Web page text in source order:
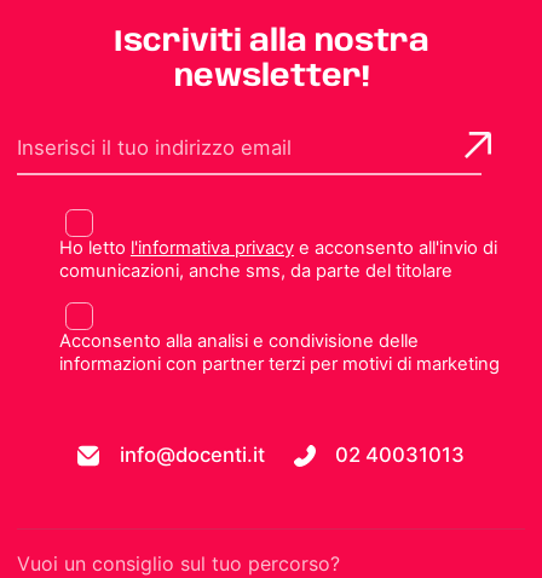
Iscriviti alla nostra
newsletter!
Ho letto l'informativa privacye acconsento all'invio di
comunicazioni, anche sms, da parte del titolare
Acconsento alla analisi e condivisione delle
informazioni con partner terzi per motivi di marketing
info@docenti.it 02 40031013
Vuoi un consiglio sul tuo percorso?